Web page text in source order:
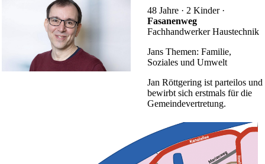
48 Jahre · 2 Kinder ·
Fasanenweg
Fachhandwerker Haustechnik
Jans Themen: Familie,
Soziales und Umwelt
Jan Röttgering ist parteilos und
bewirbt sich erstmals für die
Gemeindevertretung.